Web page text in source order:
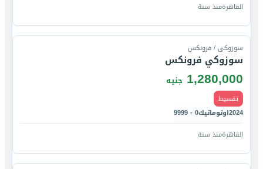
القاهرةمنذ سنة
سوزوكى / فرونكس
سوزوكي فرونكس
1,280,000 جنيه
تقسيط
2024اوتوماتيك0 - 9999
القاهرةمنذ سنة